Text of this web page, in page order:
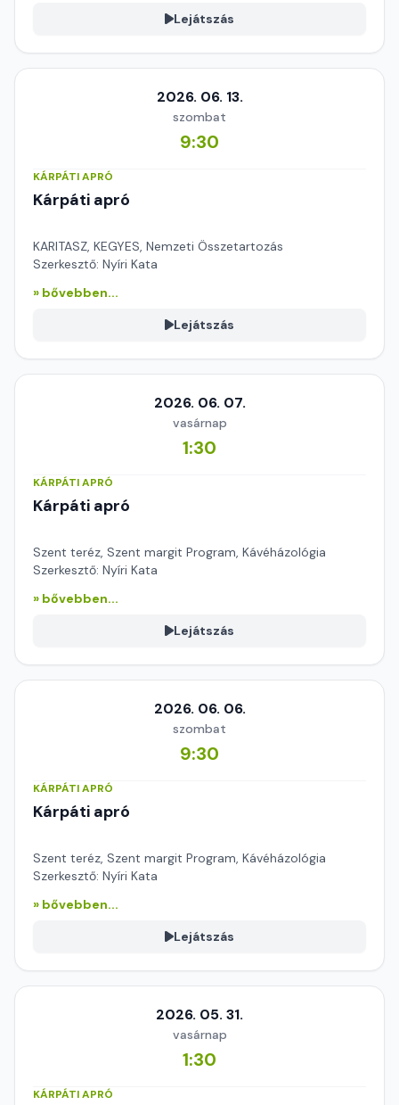
Lejátszás
2026. 06. 13.
szombat
9:30
KÁRPÁTI APRÓ
Kárpáti apró
KARITASZ, KEGYES, Nemzeti Összetartozás
Szerkesztő: Nyíri Kata
» bővebben...
Lejátszás
2026. 06. 07.
vasárnap
1:30
KÁRPÁTI APRÓ
Kárpáti apró
Szent teréz, Szent margit Program, Kávéházológia
Szerkesztő: Nyíri Kata
» bővebben...
Lejátszás
2026. 06. 06.
szombat
9:30
KÁRPÁTI APRÓ
Kárpáti apró
Szent teréz, Szent margit Program, Kávéházológia
Szerkesztő: Nyíri Kata
» bővebben...
Lejátszás
2026. 05. 31.
vasárnap
1:30
KÁRPÁTI APRÓ